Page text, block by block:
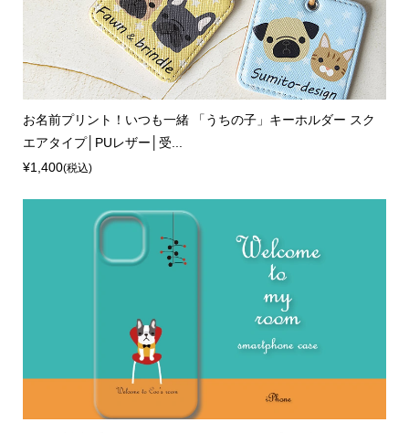
お名前プリント！いつも一緒 「うちの子」キーホルダー スク
エアタイプ│PUレザー│受...
¥1,400(税込)